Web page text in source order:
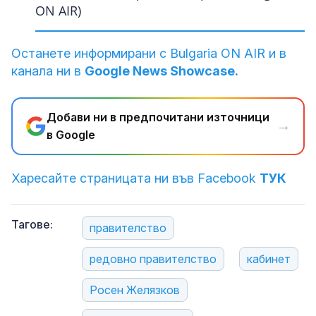
ON AIR)
ON AIR)
ON AIR)
ON AIR)
ON AIR)
ON AIR)
ON AIR)
ON AIR)
ON AIR)
ON AIR)
ON AIR)
ON AIR)
ON AIR)
ON AIR)
ON AIR)
ON AIR)
ON AIR)
ON AIR)
Останете информирани с Bulgaria ON AIR и в
канала ни в Google News Showcase.
Добави ни в предпочитани източници
в Google
→
Харесайте страницата ни във Facebook ТУК
Тагове: правителство
редовно правителство кабинет
Росен Желязков